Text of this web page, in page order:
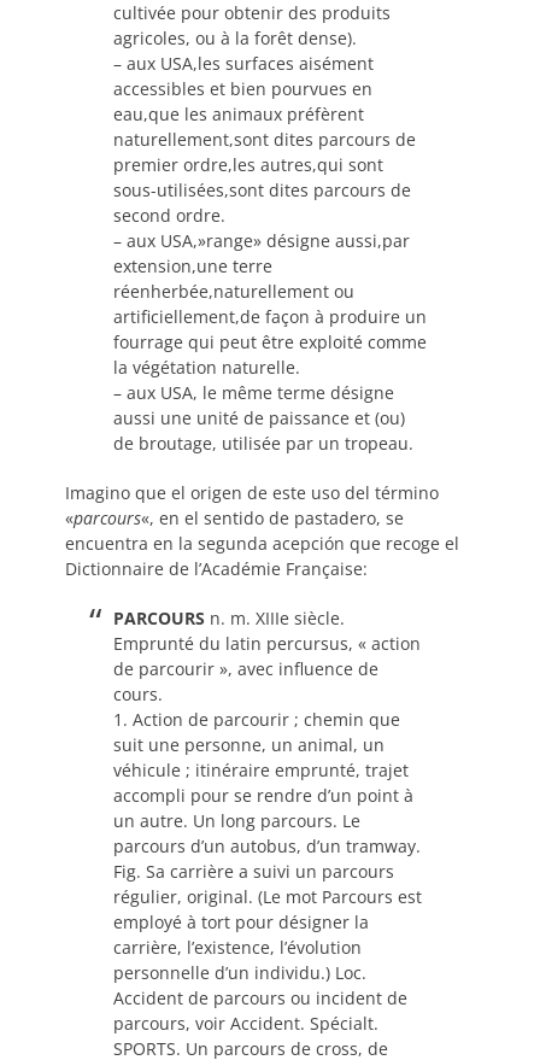
cultivée pour obtenir des produits
agricoles, ou à la forêt dense).
– aux USA,les surfaces aisément
accessibles et bien pourvues en
eau,que les animaux préfèrent
naturellement,sont dites parcours de
premier ordre,les autres,qui sont
sous-utilisées,sont dites parcours de
second ordre.
– aux USA,»range» désigne aussi,par
extension,une terre
réenherbée,naturellement ou
artificiellement,de façon à produire un
fourrage qui peut être exploité comme
la végétation naturelle.
– aux USA, le même terme désigne
aussi une unité de paissance et (ou)
de broutage, utilisée par un tropeau.
Imagino que el origen de este uso del término
«parcours«, en el sentido de pastadero, se
encuentra en la segunda acepción que recoge el
Dictionnaire de l’Académie Française:
PARCOURS n. m. XIIIe siècle.
Emprunté du latin percursus, « action
de parcourir », avec influence de
cours.
1. Action de parcourir ; chemin que
suit une personne, un animal, un
véhicule ; itinéraire emprunté, trajet
accompli pour se rendre d’un point à
un autre. Un long parcours. Le
parcours d’un autobus, d’un tramway.
Fig. Sa carrière a suivi un parcours
régulier, original. (Le mot Parcours est
employé à tort pour désigner la
carrière, l’existence, l’évolution
personnelle d’un individu.) Loc.
Accident de parcours ou incident de
parcours, voir Accident. Spécialt.
SPORTS. Un parcours de cross, de